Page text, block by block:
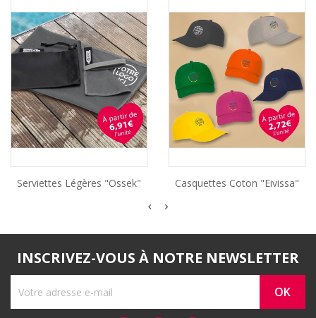
Serviettes Légères "Ossek" Casquettes Coton "Eivissa"
INSCRIVEZ-VOUS À NOTRE NEWSLETTER